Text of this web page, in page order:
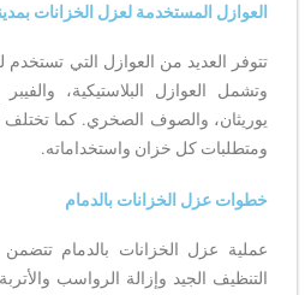
العوازل المستخدمة لعزل الخزانات
تتوفر العديد من العوازل التي تستخدم
وتشمل العوازل البلاستيكية،
يوريثان، والصوف الصخري. كما تختلف
ومتطلبات كل خزان واستخداماته.
خطوات عزل الخزانات بالدمام
عملية عزل الخزانات بالدمام
التنظيف الجيد وإزالة الرواسب